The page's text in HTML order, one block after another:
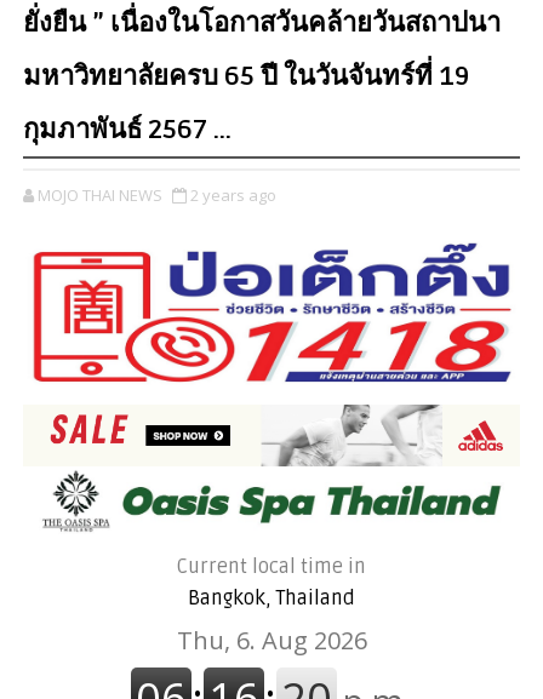
ยั่งยืน ” เนื่องในโอกาสวันคล้ายวันสถาปนา
มหาวิทยาลัยครบ 65 ปี ในวันจันทร์ที่ 19
กุมภาพันธ์ 2567 ...
MOJO THAI NEWS 2 years ago
Current local time in
Bangkok, Thailand